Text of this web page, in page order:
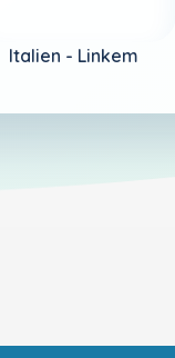
Italien - Linkem